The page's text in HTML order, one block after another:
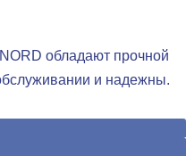
обладают прочной
и надежны.